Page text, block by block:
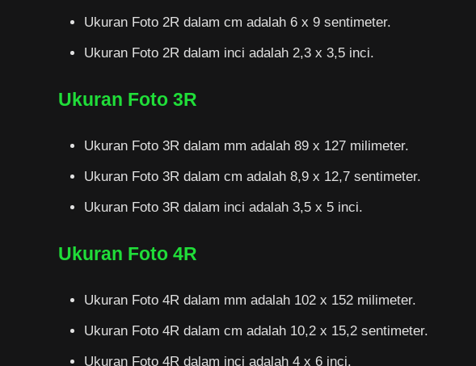
Ukuran Foto 2R dalam cm adalah 6 x 9 sentimeter.
Ukuran Foto 2R dalam inci adalah 2,3 x 3,5 inci.
Ukuran Foto 3R
Ukuran Foto 3R dalam mm adalah 89 x 127 milimeter.
Ukuran Foto 3R dalam cm adalah 8,9 x 12,7 sentimeter.
Ukuran Foto 3R dalam inci adalah 3,5 x 5 inci.
Ukuran Foto 4R
Ukuran Foto 4R dalam mm adalah 102 x 152 milimeter.
Ukuran Foto 4R dalam cm adalah 10,2 x 15,2 sentimeter.
Ukuran Foto 4R dalam inci adalah 4 x 6 inci.